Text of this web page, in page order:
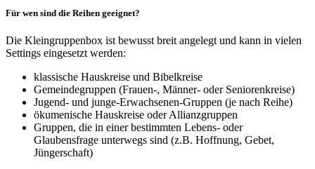
Für wen sind die Reihen geeignet?
Die Kleingruppenbox ist bewusst breit angelegt und kann in vielen
Settings eingesetzt werden:
klassische Hauskreise und Bibelkreise
Gemeindegruppen (Frauen-, Männer- oder Seniorenkreise)
Jugend- und junge-Erwachsenen-Gruppen (je nach Reihe)
ökumenische Hauskreise oder Allianzgruppen
Gruppen, die in einer bestimmten Lebens- oder
Glaubensfrage unterwegs sind (z.B. Hoffnung, Gebet,
Jüngerschaft)